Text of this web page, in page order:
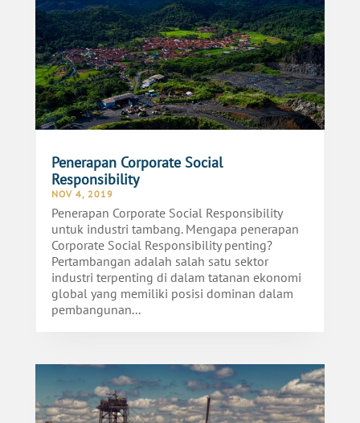
Penerapan Corporate Social
Responsibility
NOV 4, 2019
Penerapan Corporate Social Responsibility
untuk industri tambang. Mengapa penerapan
Corporate Social Responsibility penting?
Pertambangan adalah salah satu sektor
industri terpenting di dalam tatanan ekonomi
global yang memiliki posisi dominan dalam
pembangunan...